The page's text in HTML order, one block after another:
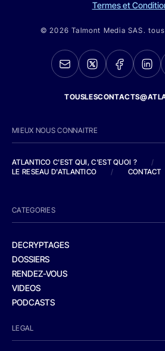
Termes et
© 2026 Talmont Media SAS.
MIEUX NOUS CONNAITRE
ATLANTICO C'EST QUI, C'EST QUOI ?
/
LE RESEAU D'ATLANTICO
/ CONTACT
CATEGORIES
DECRYPTAGES
DOSSIERS
RENDEZ-VOUS
VIDEOS
PODCASTS
LEGAL